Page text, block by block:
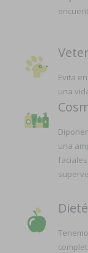
Evita
una
una